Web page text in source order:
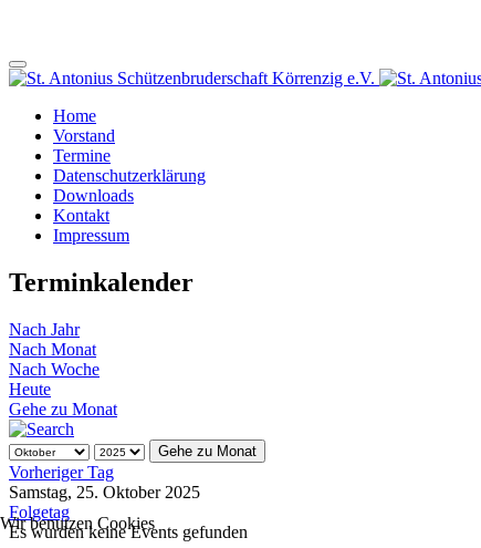
Home
Vorstand
Termine
Datenschutzerklärung
Downloads
Kontakt
Impressum
Terminkalender
Nach Jahr
Nach Monat
Nach Woche
Heute
Gehe zu Monat
Gehe zu Monat
Vorheriger Tag
Samstag, 25. Oktober 2025
Folgetag
Es wurden keine Events gefunden
Wir benutzen Cookies